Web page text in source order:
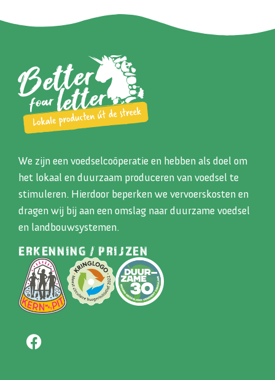
We zijn een voedselcoöperatie en hebben als doel om
het lokaal en duurzaam produceren van voedsel te
stimuleren. Hierdoor beperken we vervoerskosten en
dragen wij bij aan een omslag naar duurzame voedsel
en landbouwsystemen.
ERKENNING / PRIJZEN